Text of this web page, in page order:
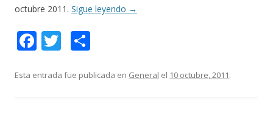
octubre 2011. Sigue leyendo →
F
e
T
itt m
Esta entrada fue publicada en General el 10 octubre, 2011.